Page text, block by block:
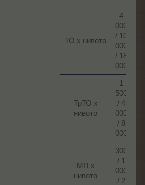
ТО х нивото​
4
000
/ 10
000
/ 18
000​
ТрТО х
нивото​
1
500
/ 4
000
/ 8
000​
МП х
нивото​
300
/ 1
000
/ 2